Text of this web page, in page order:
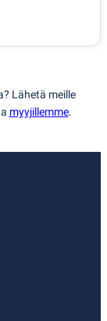
Lähetä meille
myyjillemme.